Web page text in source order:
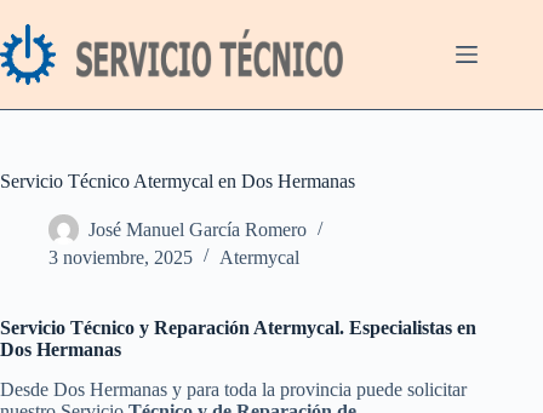
al
contenido
Servicio Técnico Atermycal en Dos Hermanas
José Manuel García Romero
3 noviembre, 2025
Atermycal
Servicio Técnico y Reparación Atermycal. Especialistas en
Dos Hermanas
Desde Dos Hermanas y para toda la provincia puede solicitar